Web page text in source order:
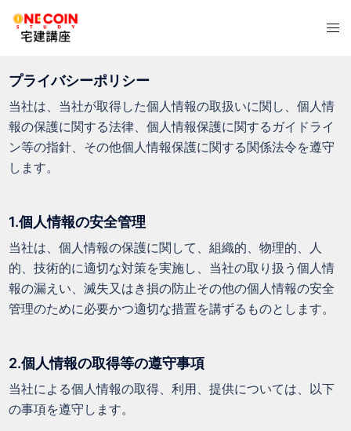
へ
ス
キ
ッ
ト
ニ
ュ
ー
プライバシーポリシー
当社は、当社が取得した個人情報の取扱いに関し、個人情
報の保護に関する法律、個人情報保護に関するガイドライ
ン等の指針、その他個人情報保護に関する関係法令を遵守
します。
1.個人情報の安全管理
当社は、個人情報の保護に関して、組織的、物理的、人
的、技術的に適切な対策を実施し、当社の取り扱う個人情
報の漏えい、滅失又はき損の防止その他の個人情報の安全
管理のために必要かつ適切な措置を講ずるものとします。
2.個人情報の取得等の遵守事項
当社による個人情報の取得、利用、提供については、以下
の事項を遵守します。